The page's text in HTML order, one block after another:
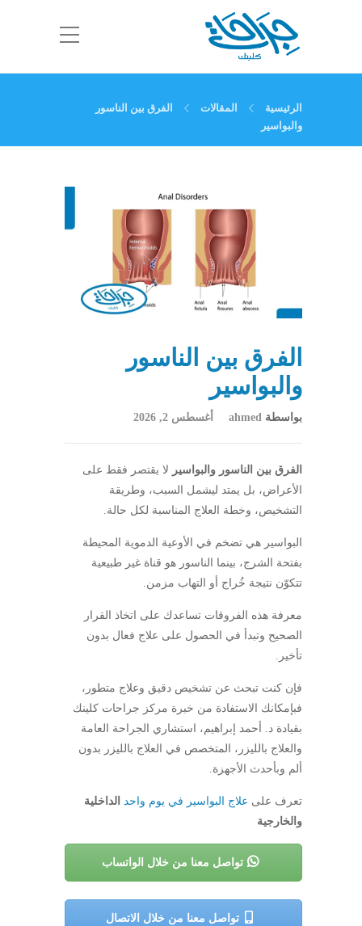
الرئيسية المقالات
الفرق بين الناسور
والبواسير
الفرق بين الناسور
والبواسير
بواسطة ahmed أغسطس 2, 2026
الفرق بين الناسور والبواسير لا يقتصر فقط على
الأعراض، بل يمتد ليشمل السبب، وطريقة
التشخيص، وخطة العلاج المناسبة لكل حالة.
البواسير هي تضخم في الأوعية الدموية المحيطة
بفتحة الشرج، بينما الناسور هو قناة غير طبيعية
تتكوّن نتيجة خُراج أو التهاب مزمن.
معرفة هذه الفروقات تساعدك على اتخاذ القرار
الصحيح وتبدأ في الحصول على علاج فعال بدون
تأخير.
فإن كنت تبحث عن تشخيص دقيق وعلاج متطور،
فبإمكانك الاستفادة من خبرة مركز جراحات كلينك
بقيادة د. أحمد إبراهيم، استشاري الجراحة العامة
والعلاج بالليزر، المتخصص في العلاج بالليزر بدون
ألم وبأحدث الأجهزة.
تعرف على علاج البواسير في يوم واحد الداخلية
والخارجية
تواصل معنا من خلال الواتساب
تواصل معنا من خلال الاتصال